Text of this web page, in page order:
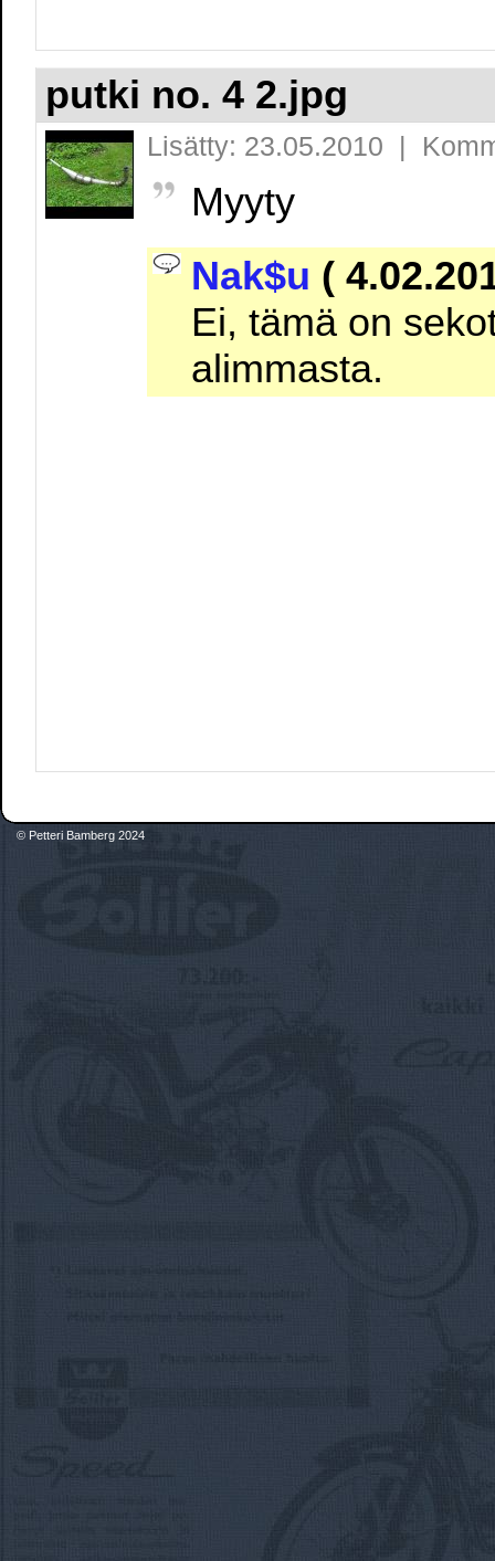
putki no. 4 2.jpg
Lisätty: 23.05.2010 |
Myyty
Nak$u (
Ei, tämä on
alimmasta.
© Petteri Bamberg 2024